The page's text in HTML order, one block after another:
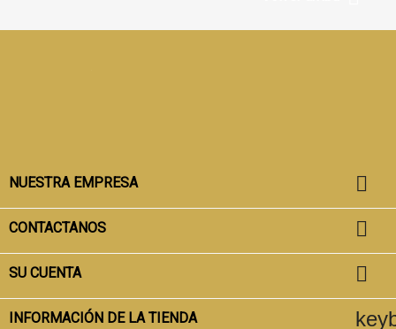
NUESTRA EMPRESA 
CONTACTANOS 
SU CUENTA 
INFORMACIÓN DE LA TIENDA